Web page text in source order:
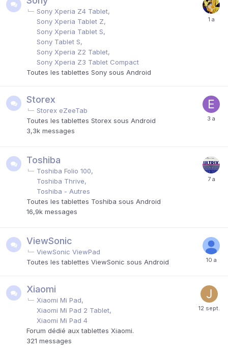
Sony Xperia Z4 Tablet
Sony Xperia Tablet Z
Sony Xperia Tablet S
Sony Tablet S
Sony Xperia Z2 Tablet
Sony Xperia Z3 Tablet Compact
Toutes les tablettes Sony sous Android
Storex
Storex eZeeTab
Toutes les tablettes Storex sous Android
3,3k messages
Toshiba
Toshiba Folio 100
Toshiba Thrive
Toshiba - Autres
Toutes les tablettes Toshiba sous Android
16,9k messages
ViewSonic
ViewSonic ViewPad
Toutes les tablettes ViewSonic sous Android
Xiaomi
Xiaomi Mi Pad
Xiaomi Mi Pad 2 Tablet
Xiaomi Mi Pad 4
Forum dédié aux tablettes Xiaomi.
321 messages